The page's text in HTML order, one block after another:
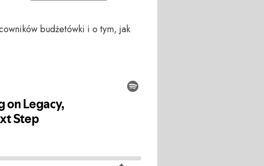
budżetówki i o tym, jak